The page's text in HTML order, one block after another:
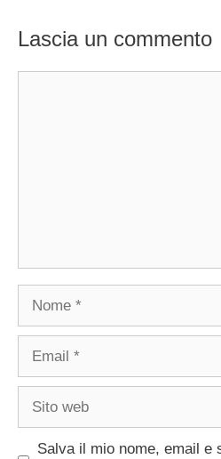
Lascia un commento
Nome
Email
Sito
Salva il mio nome, email e